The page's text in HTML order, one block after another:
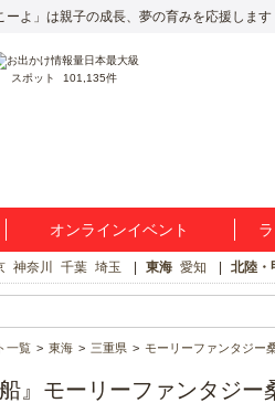
よ」は親子の成長、夢の育みを応援します
スポット 101,135件
オンラインイベント
神奈川 千葉 埼玉 東海 愛知 北陸・
一覧 東海 三重県 モーリーファンタジー
』モーリーファンタジー